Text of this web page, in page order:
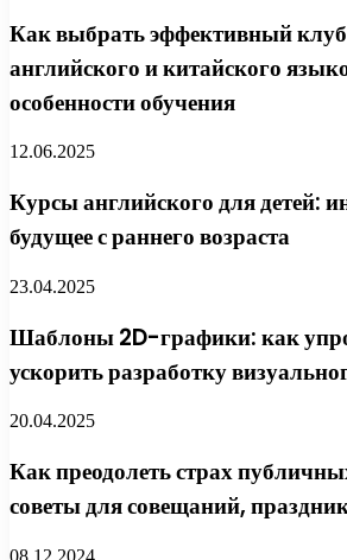
Как выбрать эффективный
английского и китайского
особенности обучения
12.06.2025
Курсы английского для детей:
будущее с раннего возраста
23.04.2025
Шаблоны 2D-графики: как
ускорить разработку
20.04.2025
Как преодолеть страх
советы для совещаний,
08.12.2024